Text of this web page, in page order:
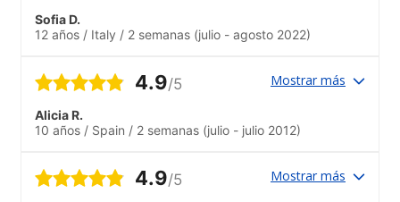
Sofia D.
12 años / Italy / 2 semanas (julio - agosto 2022)
4.9/5 Mostrar más
Alicia R.
10 años / Spain / 2 semanas (julio - julio 2012)
4.9/5 Mostrar más